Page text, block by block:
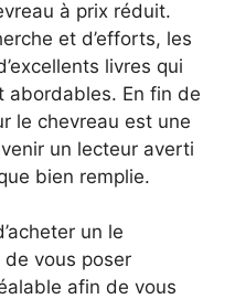
à prix réduit.
et d’efforts, les
livres qui
abordables. En fin de
le chevreau est une
un lecteur averti
bien remplie.
un le
vous poser
afin de vous